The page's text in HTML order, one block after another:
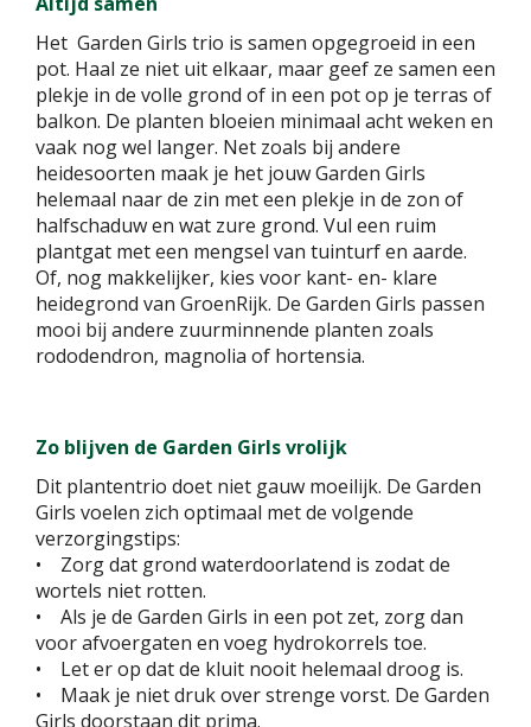
Het Garden Girls trio is samen opgegroeid in een
pot. Haal ze niet uit elkaar, maar geef ze samen een
plekje in de volle grond of in een pot op je terras of
balkon. De planten bloeien minimaal acht weken en
vaak nog wel langer. Net zoals bij andere
heidesoorten maak je het jouw Garden Girls
helemaal naar de zin met een plekje in de zon of
halfschaduw en wat zure grond. Vul een ruim
plantgat met een mengsel van tuinturf en aarde.
Of, nog makkelijker, kies voor kant- en- klare
heidegrond van GroenRijk. De Garden Girls passen
mooi bij andere zuurminnende planten zoals
rododendron, magnolia of hortensia.
Zo blijven de Garden Girls vrolijk
Dit plantentrio doet niet gauw moeilijk. De Garden
Girls voelen zich optimaal met de volgende
verzorgingstips:
• Zorg dat grond waterdoorlatend is zodat de
wortels niet rotten.
• Als je de Garden Girls in een pot zet, zorg dan
voor afvoergaten en voeg hydrokorrels toe.
• Let er op dat de kluit nooit helemaal droog is.
• Maak je niet druk over strenge vorst. De Garden
Girls doorstaan dit prima.